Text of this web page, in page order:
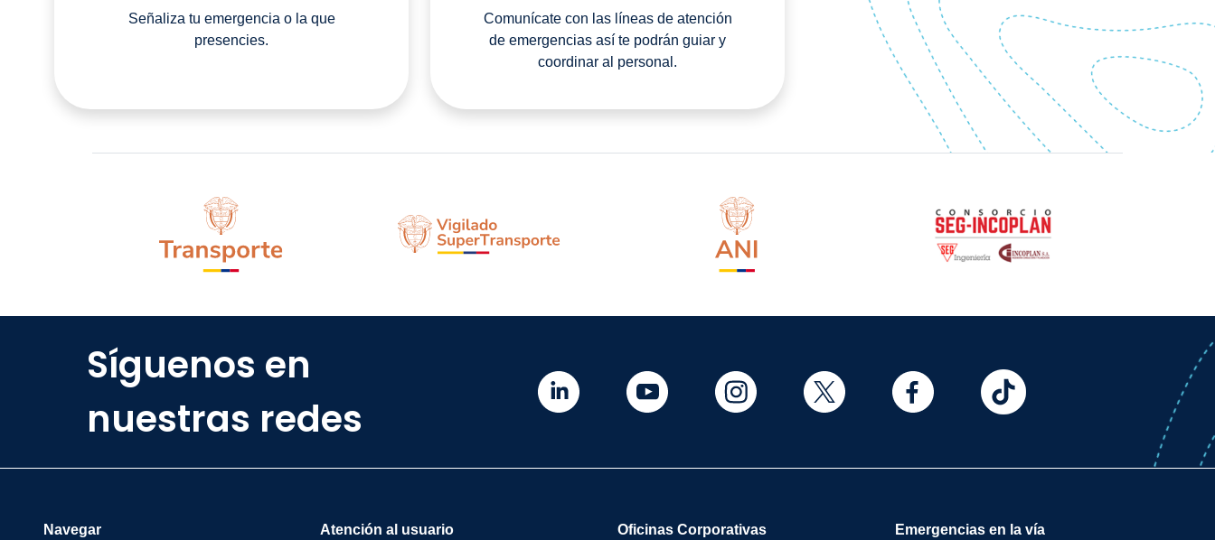
Señaliza tu emergencia o la que
presencies.
Comunícate con las líneas de atención
de emergencias así te podrán guiar y
coordinar al personal.
Síguenos en
nuestras redes
Navegar Atención al usuario Oficinas Corporativas Emergencias en la vía